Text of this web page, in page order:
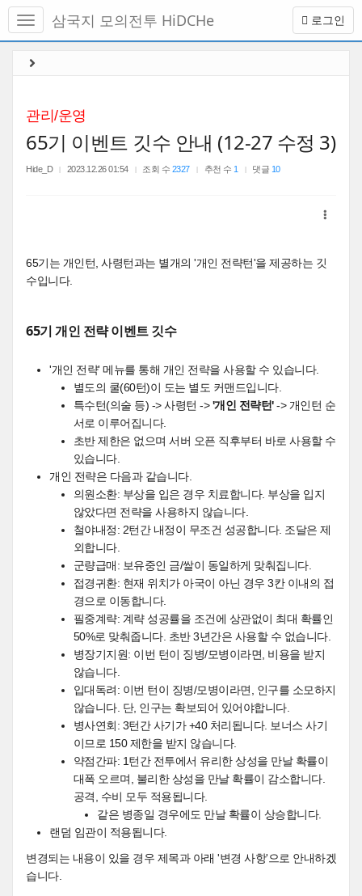
메
토
로그인
삼국지 모의전투 HiDCHe
관리/운영
65기 이벤트 깃수 안내 (12-27 수정 3)
Hide_D 2023.12.26 01:54 조회 수 2327 추천 수 1 댓글 10
65기는 개인턴, 사령턴과는 별개의 '개인 전략턴'을 제공하는 깃
수입니다.
65기 개인 전략 이벤트 깃수
'개인 전략' 메뉴를 통해 개인 전략을 사용할 수 있습니다.
별도의 쿨(60턴)이 도는 별도 커맨드입니다.
특수턴(의술 등) -> 사령턴 ->'개인 전략턴'-> 개인턴 순
서로 이루어집니다.
초반 제한은 없으며 서버 오픈 직후부터 바로 사용할 수
있습니다.
개인 전략은 다음과 같습니다.
의원소환: 부상을 입은 경우 치료합니다. 부상을 입지
않았다면 전략을 사용하지 않습니다.
철야내정: 2턴간 내정이 무조건 성공합니다. 조달은 제
외합니다.
군량급매: 보유중인 금/쌀이 동일하게 맞춰집니다.
접경귀환: 현재 위치가 아국이 아닌 경우 3칸 이내의 접
경으로 이동합니다.
필중계략: 계략 성공률을 조건에 상관없이 최대 확률인
50%로 맞춰줍니다. 초반 3년간은 사용할 수 없습니다.
병장기지원: 이번 턴이 징병/모병이라면, 비용을 받지
않습니다.
입대독려: 이번 턴이 징병/모병이라면, 인구를 소모하지
않습니다. 단, 인구는 확보되어 있어야합니다.
병사연회: 3턴간 사기가 +40 처리됩니다. 보너스 사기
이므로 150 제한을 받지 않습니다.
약점간파: 1턴간 전투에서 유리한 상성을 만날 확률이
대폭 오르며, 불리한 상성을 만날 확률이 감소합니다.
공격, 수비 모두 적용됩니다.
같은 병종일 경우에도 만날 확률이 상승합니다.
랜덤 임관이 적용됩니다.
변경되는 내용이 있을 경우 제목과 아래 '변경 사항'으로 안내하겠
습니다.